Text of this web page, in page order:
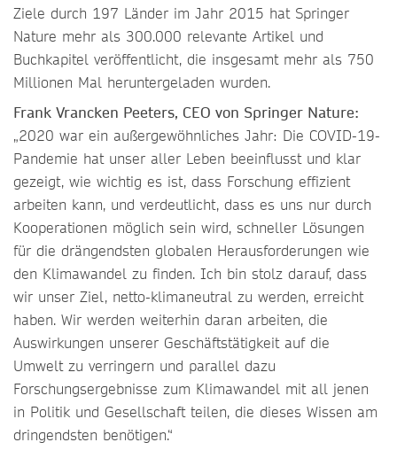
Ziele durch 197 Länder im Jahr 2015 hat Springer
Nature mehr als 300.000 relevante Artikel und
Buchkapitel veröffentlicht, die insgesamt mehr als 750
Millionen Mal heruntergeladen wurden.
Frank Vrancken Peeters, CEO von Springer Nature:
„2020 war ein außergewöhnliches Jahr: Die COVID-19-
Pandemie hat unser aller Leben beeinflusst und klar
gezeigt, wie wichtig es ist, dass Forschung effizient
arbeiten kann, und verdeutlicht, dass es uns nur durch
Kooperationen möglich sein wird, schneller Lösungen
für die drängendsten globalen Herausforderungen wie
den Klimawandel zu finden. Ich bin stolz darauf, dass
wir unser Ziel, netto-klimaneutral zu werden, erreicht
haben. Wir werden weiterhin daran arbeiten, die
Auswirkungen unserer Geschäftstätigkeit auf die
Umwelt zu verringern und parallel dazu
Forschungsergebnisse zum Klimawandel mit all jenen
in Politik und Gesellschaft teilen, die dieses Wissen am
dringendsten benötigen.“